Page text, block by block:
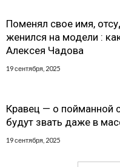
Поменял свое имя,
женился на модели :
Алексея Чадова
19 сентября, 2025
Кравец — о пойманной
будут звать даже в
19 сентября, 2025